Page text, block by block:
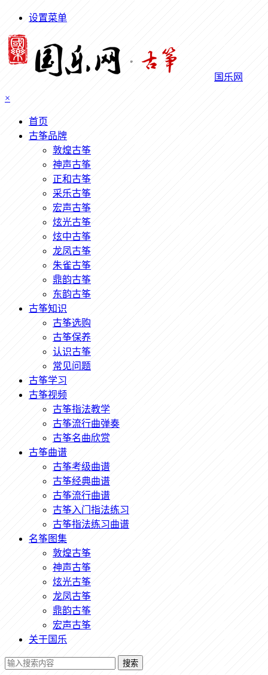
设置菜单
国乐网
×
首页
古筝品牌
敦煌古筝
神声古筝
正和古筝
采乐古筝
宏声古筝
炫光古筝
炫中古筝
龙凤古筝
朱雀古筝
鼎韵古筝
东韵古筝
古筝知识
古筝选购
古筝保养
认识古筝
常见问题
古筝学习
古筝视频
古筝指法教学
古筝流行曲弹奏
古筝名曲欣赏
古筝曲谱
古筝考级曲谱
古筝经典曲谱
古筝流行曲谱
古筝入门指法练习
古筝指法练习曲谱
名筝图集
敦煌古筝
神声古筝
炫光古筝
龙凤古筝
鼎韵古筝
宏声古筝
关于国乐
搜索